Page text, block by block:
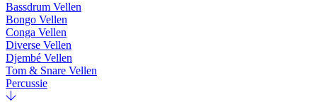
Bassdrum Vellen
Bongo Vellen
Conga Vellen
Diverse Vellen
Djembé Vellen
Tom & Snare Vellen
Percussie